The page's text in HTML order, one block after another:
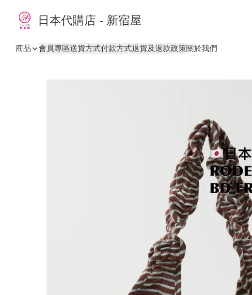
日本代購店 - 新宿屋
商品 會員專區送貨方式付款方式退貨及退款政策關於我們